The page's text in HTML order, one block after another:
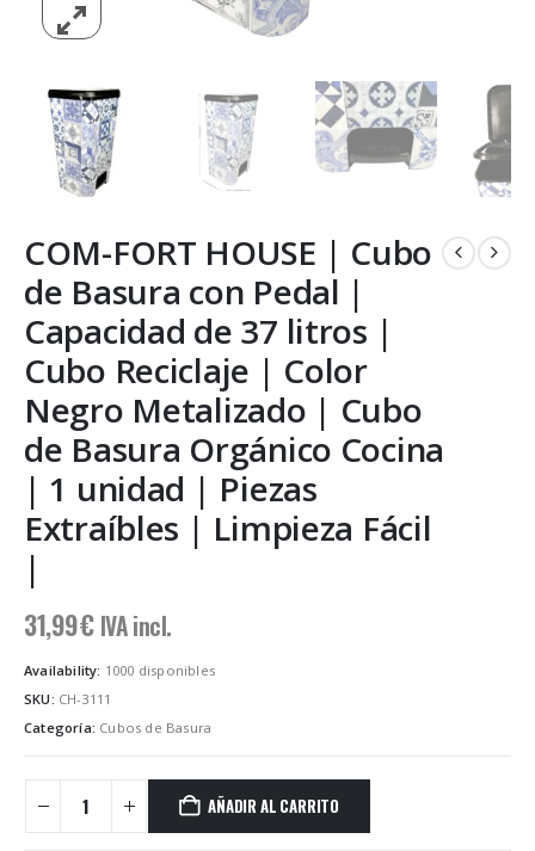
COM-FORT HOUSE | Cubo
de Basura con Pedal |
Capacidad de 37 litros |
Cubo Reciclaje | Color
Negro Metalizado | Cubo
de Basura Orgánico Cocina
| 1 unidad | Piezas
Extraíbles | Limpieza Fácil
|
31,99€ IVA incl.
Availability: 1000 disponibles
SKU: CH-3111
Categoría: Cubos de Basura
AÑADIR AL CARRITO